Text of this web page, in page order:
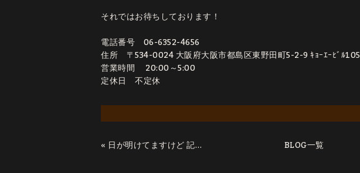
それではお待ちしております！
電話番号 06-6352-4656
住所 〒534-0024 大阪府大阪市都島区東野田町5-2-9 ｷｮｰｴｰﾋﾞﾙ105
営業時間 20:00～5:00
定休日 不定休
«
日が明けてますけど 記:アイコ BLOG一覧